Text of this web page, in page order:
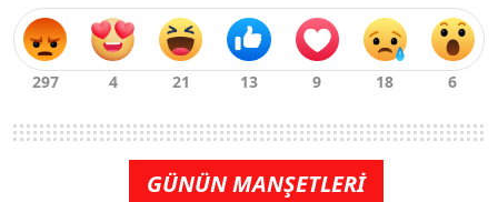
GÜNÜN MANŞETLERİ